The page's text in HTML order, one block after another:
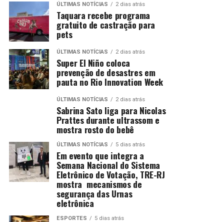
ÚLTIMAS NOTÍCIAS 2 dias atrás
Taquara recebe programa
gratuito de castração para
pets
ÚLTIMAS NOTÍCIAS 2 dias atrás
Super El Niño coloca
prevenção de desastres em
pauta no Rio Innovation Week
ÚLTIMAS NOTÍCIAS 2 dias atrás
Sabrina Sato liga para Nicolas
Prattes durante ultrassom e
mostra rosto do bebê
ÚLTIMAS NOTÍCIAS 5 dias atrás
Em evento que integra a
Semana Nacional do Sistema
Eletrônico de Votação, TRE-RJ
mostra mecanismos de
segurança das Urnas
eletrônica
ESPORTES 5 dias atrás